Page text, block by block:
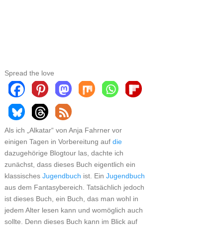
Spread the love
Als ich „Alkatar“ von Anja Fahrner vor
einigen Tagen in Vorbereitung auf die
dazugehörige Blogtour las, dachte ich
zunächst, dass dieses Buch eigentlich ein
klassisches Jugendbuch ist. Ein Jugendbuch
aus dem Fantasybereich. Tatsächlich jedoch
ist dieses Buch, ein Buch, das man wohl in
jedem Alter lesen kann und womöglich auch
sollte. Denn dieses Buch kann im Blick auf